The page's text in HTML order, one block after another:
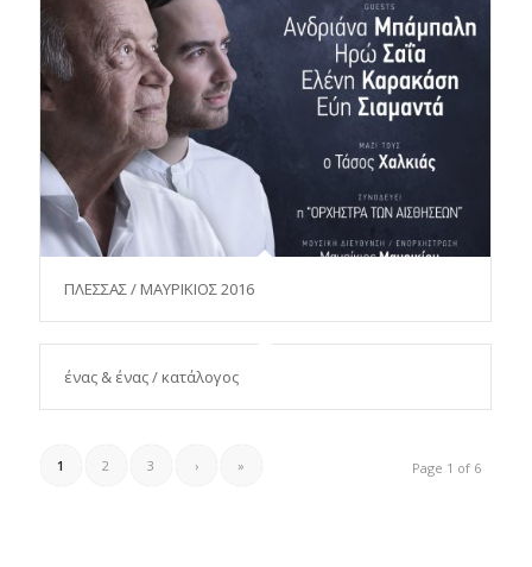
ΠΛΕΣΣΑΣ / ΜΑΥΡΙΚΙΟΣ 2016
ένας & ένας / κατάλογος
Page 1 of 6
1 2 3 › »